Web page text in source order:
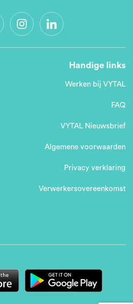
Handige links
Werken bij VYTAL
FAQ
VYTAL Nieuwsbrief
Algemene voorwaarden
Privacy verklaring
Verwerkersovereenkomst